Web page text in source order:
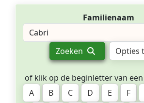
Familienaam
Zoeken Opties
of klik op de beginletter van
A
B C D E F